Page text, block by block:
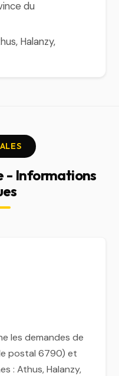
du
Halanzy,
- Informations
les demandes de
postal 6790) et
: Athus, Halanzy,